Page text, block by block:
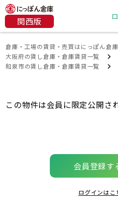
関西版
倉庫・工場の賃貸・売買はにっぽん倉庫
大阪府の賃し倉庫・倉庫賃貸一覧
和泉市の賃し倉庫・倉庫賃貸一覧
この物件は会員に限定公開さ
会員登録す
ログインはこ